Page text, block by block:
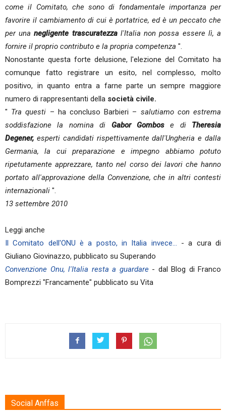
come il Comitato, che sono di fondamentale importanza per
favorire il cambiamento di cui è portatrice, ed è un peccato che
per unanegligente trascuratezzal'Italia non possa essere lì, a
fornire il proprio contributo e la propria competenza ".
Nonostante questa forte delusione, l'elezione del Comitato ha
comunque fatto registrare un esito, nel complesso, molto
positivo, in quanto entra a farne parte un sempre maggiore
numero di rappresentanti della società civile.
" Tra questi – ha concluso Barbieri – salutiamo con estrema
soddisfazione la nomina di Gabor Gombose di Theresia
Degener, esperti candidati rispettivamente dall'Ungheria e dalla
Germania, la cui preparazione e impegno abbiamo potuto
ripetutamente apprezzare, tanto nel corso dei lavori che hanno
portato all'approvazione della Convenzione, che in altri contesti
internazionali ".
13 settembre 2010
Leggi anche
Il Comitato dell'ONU è a posto, in Italia invece... - a cura di
Giuliano Giovinazzo, pubblicato su Superando
Convenzione Onu, l'Italia resta a guardare - dal Blog di Franco
Bomprezzi "Francamente" pubblicato su Vita
Social Anffas